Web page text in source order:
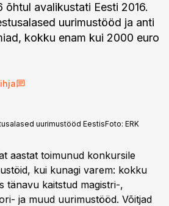
õhtul avalikustati Eesti 2016.
uurimustööd ja anti
kokku enam kui 2000 euro
uurimustööd EestisFoto: ERK
aastat toimunud konkursile
kui kunagi varem: kokku
tänavu kaitstud magistri-,
ja muud uurimustööd. Võitjad